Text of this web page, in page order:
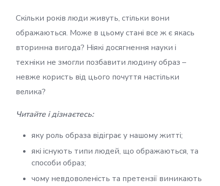
Скільки років люди живуть, стільки вони
ображаються. Може в цьому стані все ж є якась
вторинна вигода? Ніякі досягнення науки і
техніки не змогли позбавити людину образ –
невже користь від цього почуття настільки
велика?
Читайте і дізнаєтесь:
яку роль образа відіграє у нашому житті;
які існують типи людей, що ображаються, та
способи образ;
чому невдоволеність та претензії виникають